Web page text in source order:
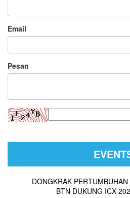
Email
Pesan
DONGKRAK
BTN DUKUNG ICX